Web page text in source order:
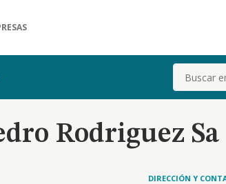
Buscar
Rodriguez Sa
DIRECCIÓN Y